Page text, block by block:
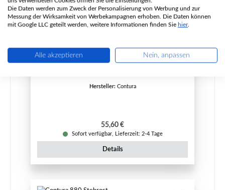
Contura 810 Türdichtung Set
Hersteller: Contura
Regulärer Preis:
55,60 €
Sofort verfügbar, Lieferzeit: 2-4 Tage
Details
Die Daten werden zum Zweck der Personalisierung von Werbung und zur
Messung der Wirksamkeit von Werbekampagnen erhoben. Die Daten können
mit Google LLC geteilt werden, weitere Informationen finden Sie hier.
Alle akzeptieren Nein, anpassen